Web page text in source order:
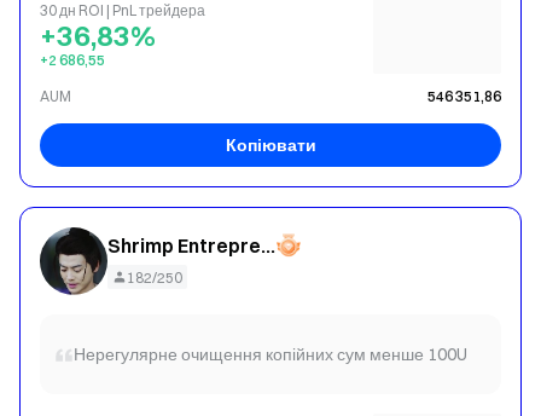
30 дн ROI | PnL трейдера
+36,83%
+2 686,55
AUM
546 351,86
Копіювати
Shrimp Entrepreneurship
182/250
Нерегулярне очищення копійних сум менше 100U